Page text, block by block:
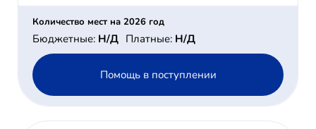
Количество мест на 2026 год
Бюджетные: Н/Д Платные: Н/Д
Помощь в поступлении